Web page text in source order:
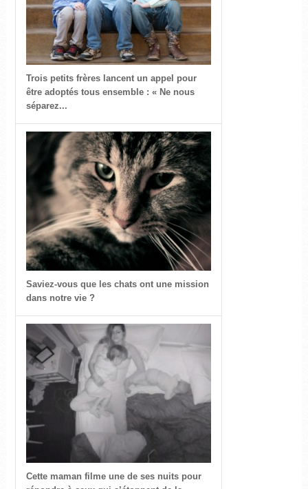
Trois petits frères lancent un appel pour
être adoptés tous ensemble : « Ne nous
séparez...
Saviez-vous que les chats ont une mission
dans notre vie ?
Cette maman filme une de ses nuits pour